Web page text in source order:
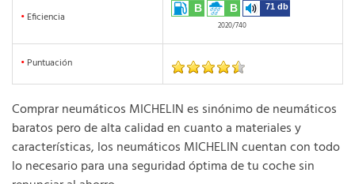
• Eficiencia
B B 71 db
2020/740
• Puntuación
Comprar neumáticos MICHELIN es sinónimo de neumáticos
baratos pero de alta calidad en cuanto a materiales y
características, los neumáticos MICHELIN cuentan con todo
lo necesario para una seguridad óptima de tu coche sin